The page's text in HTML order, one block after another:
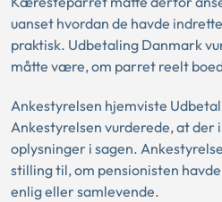
uanset hvordan de havde
praktisk. Udbetaling Danmark
måtte være, om parret reelt
Ankestyrelsen hjemviste
Ankestyrelsen vurderede, at
oplysninger i sagen.
stilling til, om pensionisten
enlig eller samlevende.